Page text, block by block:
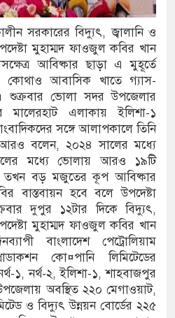
শত শিক্ষার্থীর
সব অভিযোগ
লাইন
ভবনের উদ্বোধন
লীগের নেই :
সরকারের বিদ্যুৎ, জ্বালানি ও
মুহাম্মদ ফাওজুল কবির খান
আবিষ্কার ছাড়া এ মুহূর্তে
কোথাও আবাসিক খাতে গ্যাস-
শুক্রবার ভোলা সদর উপজেলার
মালেরহাট এলাকায় ইলিশা-১
সঙ্গে আলাপকালে তিনি
বলেন, ২০২৪ সালের মধ্যে
মধ্যে ভোলায় আরও ১৯টি
তখন বড় মজুতের কূপ আবিষ্কার
বাস্তবায়ন হবে বলে উপদেষ্টা
দুপুর ১২টার দিকে বিদ্যুৎ,
মুহাম্মদ ফাওজুল কবির খান
বাংলাদেশ পেট্রোলিয়াম
কো¤পানি লিমিটেডের
১, নর্থ-২, ইলিশা-১, শাহবাজপুর
অবস্থিত ২২০ মেগাওয়াট,
ও বিদ্যুৎ উন্নয়ন বোর্ডের ২২৫